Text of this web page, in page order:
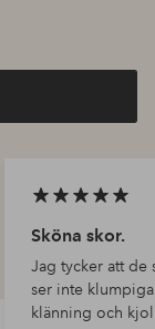
Sköna skor.
Jag tycker att de
ser inte
klänning och